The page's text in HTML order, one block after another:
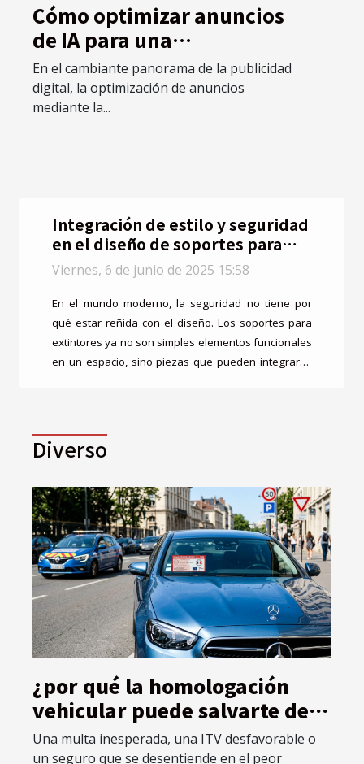
Cómo optimizar anuncios
de IA para una
comunicación efectiva en
2025
En el cambiante panorama de la publicidad
digital, la optimización de anuncios
mediante la...
Integración de estilo y seguridad
en el diseño de soportes para
extintores
Viernes, 6 de junio de 2025 15:58
En el mundo moderno, la seguridad no tiene por
qué estar reñida con el diseño. Los soportes para
extintores ya no son simples elementos funcionales
en un espacio, sino piezas que pueden integrarse
esencial de la decoración, añadiendo valor tanto
visual como protector a tus instalaciones.
soporte para extintor apropiado es vital para la
seguridad contra incendios, ya que garantiza la
protección de los...
Previous
Diverso
¿por qué la homologación
vehicular puede salvarte de
imprevistos legales?
Una multa inesperada, una ITV desfavorable o
un seguro que se desentiende en el peor